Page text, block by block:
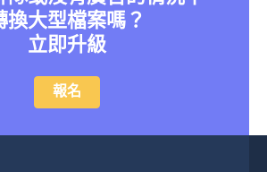
換大型檔案嗎？
立即升級
報名